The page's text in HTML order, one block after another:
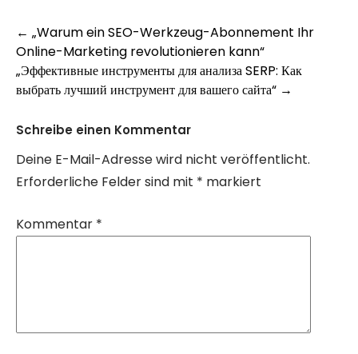
Post
navigation
← „Warum ein SEO-Werkzeug-Abonnement Ihr
Online-Marketing revolutionieren kann“
„Эффективные инструменты для анализа SERP: Как
выбрать лучший инструмент для вашего сайта“ →
Schreibe einen Kommentar
Deine E-Mail-Adresse wird nicht veröffentlicht.
Erforderliche Felder sind mit * markiert
Kommentar *